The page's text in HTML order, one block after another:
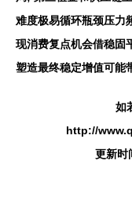
难度极易循环瓶颈压力
现消费复点机会借稳固
塑造最终稳定增值可能
如
http://
更新时